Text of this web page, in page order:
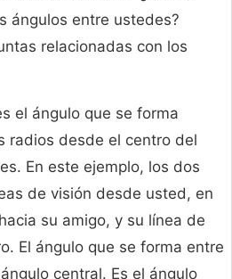
ángulos entre ustedes?
relacionadas con los
el ángulo que se forma
radios desde el centro del
En este ejemplo, los dos
de visión desde usted, en
su amigo, y su línea de
El ángulo que se forma entre
central. Es el ángulo